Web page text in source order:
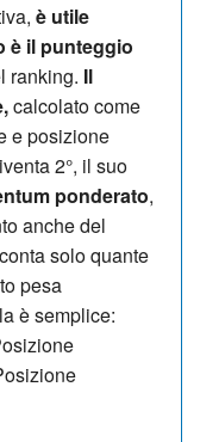
è utile
è il punteggio
ranking. Il
calcolato come
e posizione
2°, il suo
ponderato,
anche del
solo quante
pesa
è semplice: